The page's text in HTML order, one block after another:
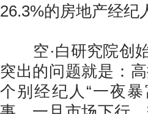
26.3%的房地产经纪
空·白研究院创始
突出的问题就是：
个别经纪人“一夜